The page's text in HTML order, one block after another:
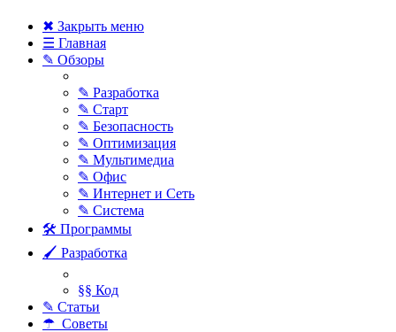
✖ Закрыть меню
☰ Главная
✎ Обзоры
✎ Разработка
✎ Старт
✎ Безопасность
✎ Оптимизация
✎ Мультимедиа
✎ Офис
✎ Интернет и Сеть
✎ Система
🛠 Программы
🖌 Разработка
§§ Код
✎ Статьи
☂ Советы